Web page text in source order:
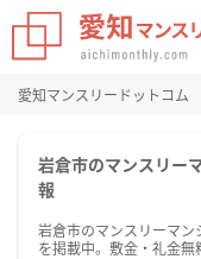
愛知マンスリードットコム
岩倉市のマンスリー
報
岩倉市のマンスリーマ
を掲載中。敷金・礼金